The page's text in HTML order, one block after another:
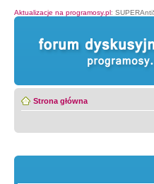
Aktualizacje na programosy.pl:
Strona główna